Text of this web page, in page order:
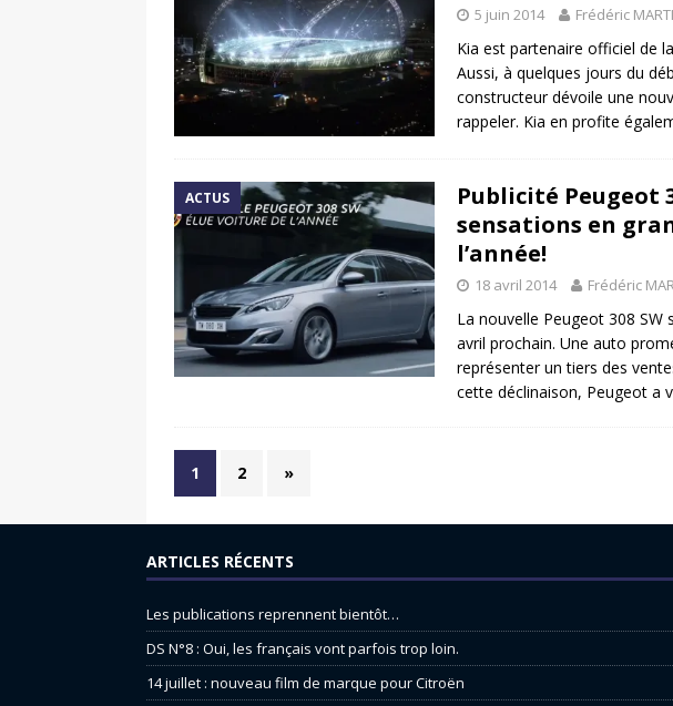
5 juin 2014 Frédéric
Kia est partenaire officiel de
Aussi, à quelques jours du
constructeur dévoile une
rappeler. Kia en profite
ACTUS
Publicité Peugeot
sensations en
l’année!
18 avril 2014 Frédéric
La nouvelle Peugeot 308
avril prochain. Une auto
représenter un tiers des
cette déclinaison, Peugeot a
1 2 »
ARTICLES RÉCENTS
Les publications reprennent bientôt…
DS N°8 : Oui, les français vont parfois trop loin.
14 juillet : nouveau film de marque pour Citroën